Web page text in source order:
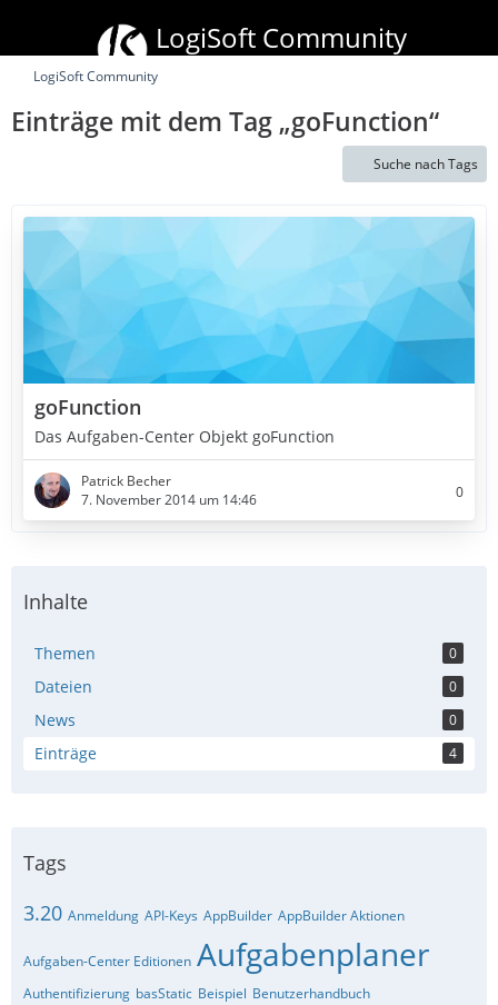
LogiSoft Community
LogiSoft Community
Einträge mit dem Tag „goFunction“
Suche nach Tags
goFunction
Das Aufgaben-Center Objekt goFunction
Patrick Becher
7. November 2014 um 14:46
0
Inhalte
Themen 0
Dateien 0
News 0
Einträge 4
Tags
3.20 Anmeldung API-Keys AppBuilder AppBuilder Aktionen
Aufgaben-Center Editionen Aufgabenplaner
Authentifizierung basStatic Beispiel Benutzerhandbuch